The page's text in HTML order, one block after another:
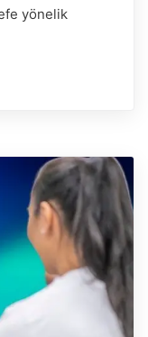
yönelik